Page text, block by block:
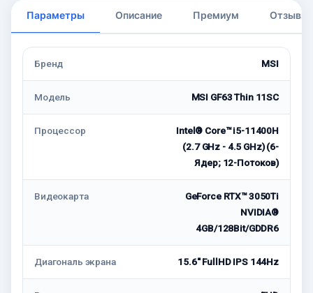
Параметры Описание Премиум Отзывы
Бренд MSI
Модель MSI GF63 Thin 11SC
Процессор
Intel® Core™ i5-11400H
(2.7 GHz - 4.5 GHz) (6-
Ядeр; 12-Потоков)
Видеокарта
GeForce RTX™ 3050Ti
NVIDIA®
4GB/128Bit/GDDR6
Диагональ экрана 15.6'' FullHD IPS 144Hz